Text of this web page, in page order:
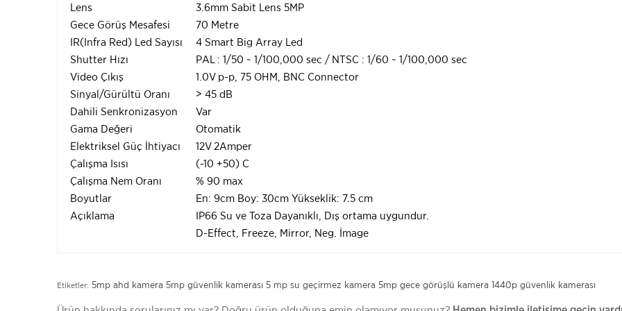
Lens
3.6mm Sabit Lens 5MP
Gece Görüş Mesafesi
70 Metre
IR(Infra Red) Led Sayısı
4 Smart Big Array Led
Shutter Hızı
PAL : 1/50 ~ 1/100,000 sec / NTSC : 1/60 ~ 1/100,000 sec
Video Çıkış
1.0V p-p, 75 OHM, BNC Connector
Sinyal/Gürültü Oranı
> 45 dB
Dahili Senkronizasyon
Var
Gama Değeri
Otomatik
Elektriksel Güç İhtiyacı
12V 2Amper
Çalışma Isısı
(-10 +50) C
Çalışma Nem Oranı
% 90 max
Boyutlar
En: 9cm Boy: 30cm Yükseklik: 7.5 cm
Açıklama
IP66 Su ve Toza Dayanıklı, Dış ortama uygundur.
D-Effect, Freeze, Mirror, Neg. İmage
Etiketler: 5mp ahd kamera 5mp güvenlik kamerası 5 mp su geçirmez kamera 5mp gece görüşlü kamera 1440p güvenlik kamerası